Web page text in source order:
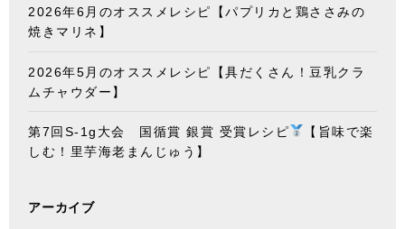
2026年6月のオススメレシピ【パプリカと鶏ささみの
焼きマリネ】
2026年5月のオススメレシピ【具だくさん！豆乳クラ
ムチャウダー】
第7回S-1g大会 国循賞 銀賞 受賞レシピ
【旨味で楽
しむ！里芋海老まんじゅう】
アーカイブ